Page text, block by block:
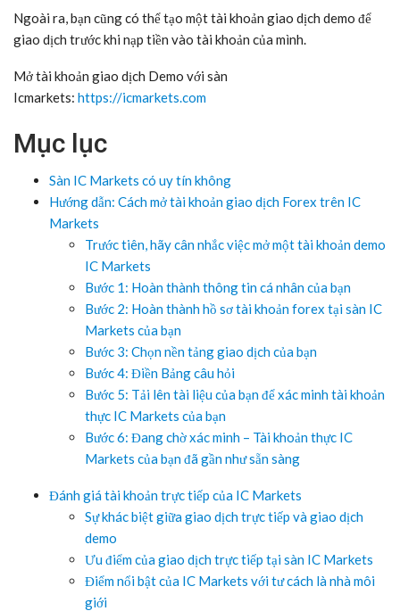
Ngoài ra, bạn cũng có thể tạo một tài khoản giao dịch demo để
giao dịch trước khi nạp tiền vào tài khoản của mình.
Mở tài khoản giao dịch Demo với sàn
Icmarkets: https://icmarkets.com
Mục lục
Sàn IC Markets có uy tín không
Hướng dẫn: Cách mở tài khoản giao dịch Forex trên IC
Markets
Trước tiên, hãy cân nhắc việc mở một tài khoản demo
IC Markets
Bước 1: Hoàn thành thông tin cá nhân của bạn
Bước 2: Hoàn thành hồ sơ tài khoản forex tại sàn IC
Markets của bạn
Bước 3: Chọn nền tảng giao dịch của bạn
Bước 4: Điền Bảng câu hỏi
Bước 5: Tải lên tài liệu của bạn để xác minh tài khoản
thực IC Markets của bạn
Bước 6: Đang chờ xác minh – Tài khoản thực IC
Markets của bạn đã gần như sẵn sàng
Đánh giá tài khoản trực tiếp của IC Markets
Sự khác biệt giữa giao dịch trực tiếp và giao dịch
demo
Ưu điểm của giao dịch trực tiếp tại sàn IC Markets
Điểm nổi bật của IC Markets với tư cách là nhà môi
giới